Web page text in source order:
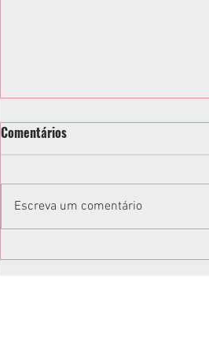
Toninho e Alisson Wandscheer
Comentários
Escreva um comentário